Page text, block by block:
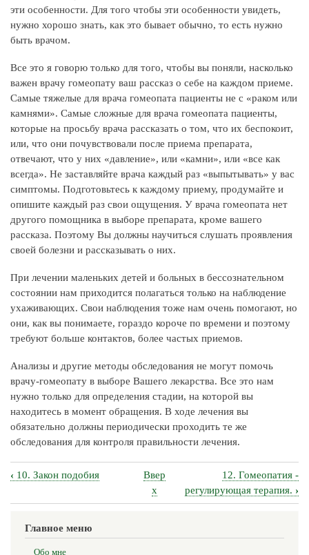
эти особенности. Для того чтобы эти особенности увидеть,
нужно хорошо знать, как это бывает обычно, то есть нужно
быть врачом.
Все это я говорю только для того, чтобы вы поняли, насколько
важен врачу гомеопату ваш рассказ о себе на каждом приеме.
Самые тяжелые для врача гомеопата пациенты не с «раком или
камнями». Самые сложные для врача гомеопата пациенты,
которые на просьбу врача рассказать о том, что их беспокоит,
или, что они почувствовали после приема препарата,
отвечают, что у них «давление», или «камни», или «все как
всегда». Не заставляйте врача каждый раз «выпытывать» у вас
симптомы. Подготовьтесь к каждому приему, продумайте и
опишите каждый раз свои ощущения. У врача гомеопата нет
другого помощника в выборе препарата, кроме вашего
рассказа. Поэтому Вы должны научиться слушать проявления
своей болезни и рассказывать о них.
При лечении маленьких детей и больных в бессознательном
состоянии нам приходится полагаться только на наблюдение
ухаживающих. Свои наблюдения тоже нам очень помогают, но
они, как вы понимаете, гораздо короче по времени и поэтому
требуют больше контактов, более частых приемов.
Анализы и другие методы обследования не могут помочь
врачу-гомеопату в выборе Вашего лекарства. Все это нам
нужно только для определения стадии, на которой вы
находитесь в момент обращения. В ходе лечения вы
обязательно должны периодически проходить те же
обследования для контроля правильности лечения.
Перекрёстные
ссылки
книги
‹ 10. Закон подобия
Ввер
х
12. Гомеопатия -
регулирующая терапия. ›
Главное меню
Обо мне